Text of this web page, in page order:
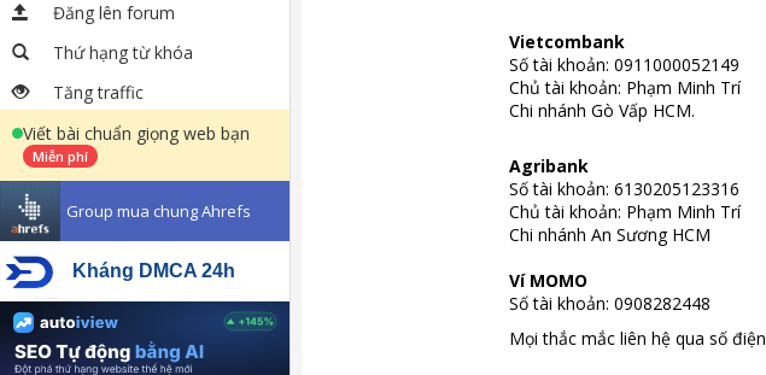
Đăng lên forum
Thứ hạng từ khóa
Tăng traffic
Viết bài chuẩn giọng web bạn
Miễn phí
Group mua chung Ahrefs
Kháng DMCA 24h
Vietcombank
Số tài khoản: 0911000052149
Chủ tài khoản: Phạm Minh Trí
Chi nhánh Gò Vấp HCM.
Agribank
Số tài khoản: 6130205123316
Chủ tài khoản: Phạm Minh Trí
Chi nhánh An Sương HCM
Ví MOMO
Số tài khoản: 0908282448
Mọi thắc mắc liên hệ qua số